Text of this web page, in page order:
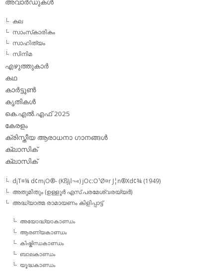
അവാര്‍ഡുകള്‍
കല
സാംസ്‌കാരികം
സാഹിത്യം
സിനിമ
എഴുത്തുകാര്‍
കഥ
കാര്‍ട്ടൂണ്‍
കൃതികള്‍
കെ.എല്‍.എഫ് 2025
കേരളം
ക്രിസ്തീയ ആരാധനാ ഗാനങ്ങള്‍
ക്ലാസിക്‌
ക്ലാസിക്
d¡T¤¼ d¢m¡O®- (KßJ¡l¬«) jOc:O¹Ø¤r J¦n®Xd¢¾ (1949)
അതുമിതും (ഉള്ളൂര്‍ എസ്.പരമേശ്വരയ്യര്‍)
അദ്ധ്യാത്മ രാമായണം കിളിപ്പാട്ട്‌
അയോദ്ധ്യാകാണ്ഡം
ആരണ്യകാണ്ഡം
കിഷ്കിന്ധകാണ്ഡം
ബാലകാണ്ഡം
യൂദ്ധകാണ്ഡം